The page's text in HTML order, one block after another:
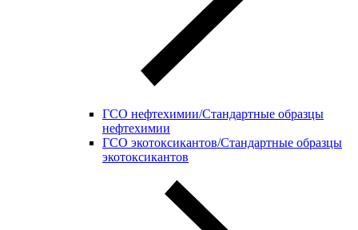
ГСО нефтехимии/Стандартные образцы
нефтехимии
ГСО экотоксикантов/Стандартные образцы
экотоксикантов